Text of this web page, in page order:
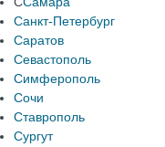
Санкт-Петербург
Саратов
Севастополь
Симферополь
Сочи
Ставрополь
Сургут